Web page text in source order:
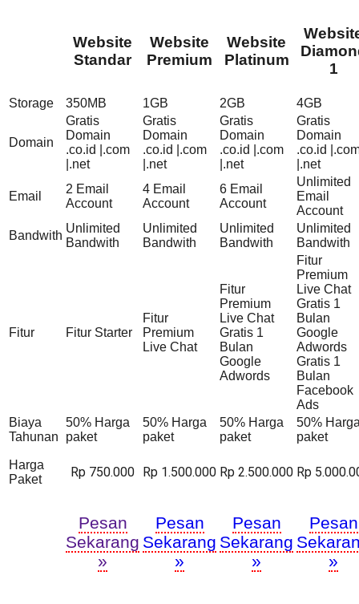
Website
Standar
Website
Premium
Website
Platinum
1
Storage 350MB 1GB 2GB 4GB
Domain
Gratis
Domain
.co.id |.com
|.net
Gratis
Domain
.co.id |.com
|.net
Gratis
Domain
.co.id |.com
|.net
Gratis
Domain
.co.id
|.net
Email
2 Email
Account
4 Email
Account
6 Email
Account
Unlimited
Email
Account
Bandwith
Unlimited
Bandwith
Unlimited
Bandwith
Unlimited
Bandwith
Unlimited
Bandwith
Fitur Fitur Starter
Fitur
Premium
Live Chat
Fitur
Premium
Live Chat
Gratis 1
Bulan
Google
Adwords
Fitur
Premium
Live Chat
Gratis 1
Bulan
Google
Adwords
Gratis 1
Bulan
Facebook
Ads
Biaya
Tahunan
50% Harga
paket
50% Harga
paket
50% Harga
paket
50%
paket
Harga
Paket
Rp 750.000 Rp 1.500.000 Rp 2.500.000 Rp
Pesan
Sekarang
»
Pesan
Sekarang
»
Pesan
Sekarang
»
Pesan
»